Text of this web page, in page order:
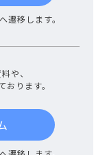
移します。
や、
ります。